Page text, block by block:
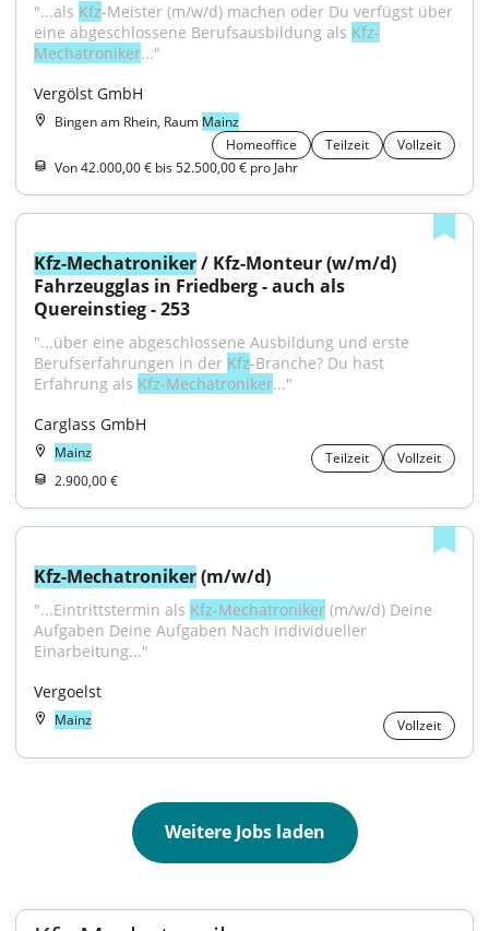
"...als Kfz-Meister (m/w/d) machen oder Du verfügst über
eine abgeschlossene Berufsausbildung als Kfz-
Mechatroniker..."
Vergölst GmbH
Bingen am Rhein, Raum Mainz
Homeoffice
Teilzeit
Vollzeit
Von 42.000,00 € bis 52.500,00 € pro Jahr
Kfz-Mechatroniker / Kfz-Monteur (w/m/d)
Fahrzeugglas in Friedberg - auch als
Quereinstieg - 253
"...über eine abgeschlossene Ausbildung und erste
Berufserfahrungen in der Kfz-Branche? Du hast
Erfahrung als Kfz-Mechatroniker..."
Carglass GmbH
Mainz Teilzeit
Vollzeit
2.900,00 €
Kfz-Mechatroniker (m/w/d)
"...Eintrittstermin als Kfz-Mechatroniker (m/w/d) Deine
Aufgaben Deine Aufgaben Nach individueller
Einarbeitung..."
Vergoelst
Mainz Vollzeit
Weitere Jobs laden